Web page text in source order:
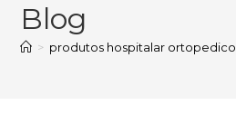
Blog
> produtos hospitalar ortopedico